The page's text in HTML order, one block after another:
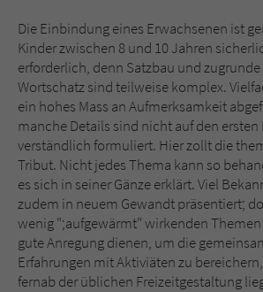
Die Einbindung eines Erwachsenen ist
Kinder zwischen 8 und 10 Jahren
erforderlich, denn Satzbau und
Wortschatz sind teilweise komplex.
ein hohes Mass an Aufmerksamkeit
manche Details sind nicht auf den
verständlich formuliert. Hier zollt die
Tribut. Nicht jedes Thema kann so
es sich in seiner Gänze erklärt. Viel
zudem in neuem Gewandt präsentiert;
wenig ";aufgewärmt" wirkenden
gute Anregung dienen, um die
Erfahrungen mit Aktiviäten zu
fernab der üblichen Freizeitgestaltung